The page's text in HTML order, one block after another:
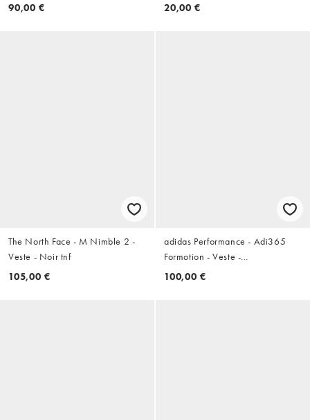
marine
90,00 €
20,00 €
The North Face - M Nimble 2 -
Veste - Noir tnf
105,00 €
adidas Performance - Adi365
Formotion - Veste -
Onyx/argenté réfléchissant
100,00 €